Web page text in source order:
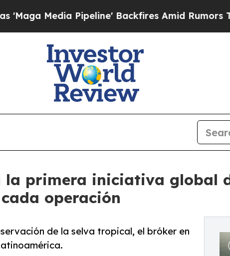
Pipeline' Backfires Amid Rumors Trump Will
la primera iniciativa global
operación
de la selva tropical, el bróker en